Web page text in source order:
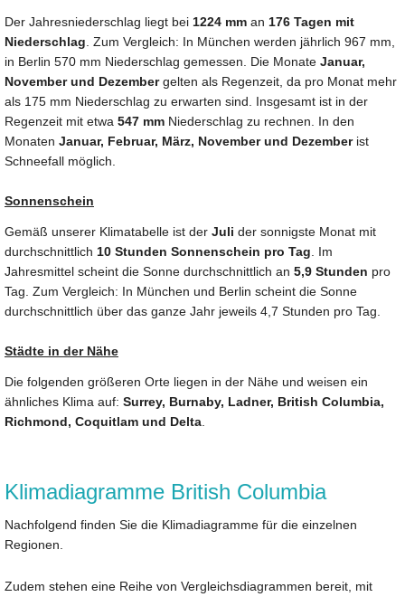
Der Jahresniederschlag liegt bei 1224 mm an 176 Tagen mit
Niederschlag . Zum Vergleich: In München werden jährlich 967 mm,
in Berlin 570 mm Niederschlag gemessen. Die Monate Januar,
November und Dezembergelten als Regenzeit, da pro Monat mehr
als 175 mm Niederschlag zu erwarten sind. Insgesamt ist in der
Regenzeit mit etwa 547 mm Niederschlag zu rechnen. In den
Monaten Januar, Februar, März, November und Dezemberist
Schneefall möglich.
Sonnenschein
Gemäß unserer Klimatabelle ist der Juli der sonnigste Monat mit
durchschnittlich 10 Stunden Sonnenschein pro Tag . Im
Jahresmittel scheint die Sonne durchschnittlich an 5,9 Stunden pro
Tag. Zum Vergleich: In München und Berlin scheint die Sonne
durchschnittlich über das ganze Jahr jeweils 4,7 Stunden pro Tag.
Städte in der Nähe
Die folgenden größeren Orte liegen in der Nähe und weisen ein
ähnliches Klima auf: Surrey, Burnaby, Ladner, British Columbia,
Richmond, Coquitlam und Delta
Klimadiagramme British Columbia
Nachfolgend finden Sie die Klimadiagramme für die einzelnen
Regionen.
Zudem stehen eine Reihe von Vergleichsdiagrammen bereit, mit